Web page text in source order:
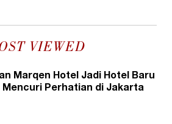
VIEWED
Marqen Hotel Jadi Hotel Baru
Mencuri Perhatian di Jakarta